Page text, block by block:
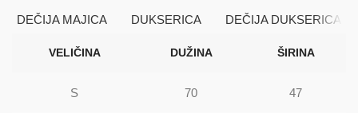
DEČIJA MAJICA DUKSERICA DEČIJA DUKSERICA
VELIČINA DUŽINA ŠIRINA
S 70 47